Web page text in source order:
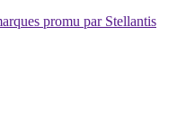
promu par Stellantis